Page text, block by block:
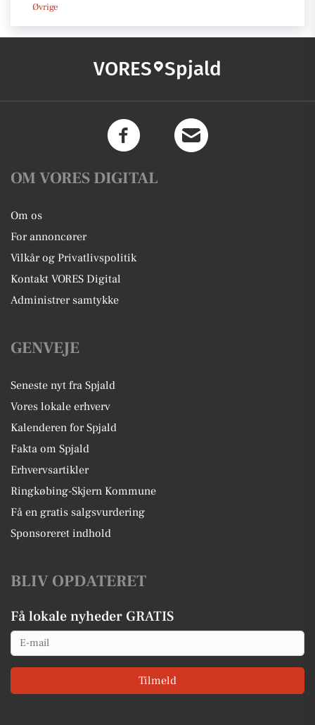
Øvrige
VORES Spjald
OM VORES DIGITAL
Om os
For annoncører
Vilkår og Privatlivspolitik
Kontakt VORES Digital
Administrer samtykke
GENVEJE
Seneste nyt fra Spjald
Vores lokale erhverv
Kalenderen for Spjald
Fakta om Spjald
Erhvervsartikler
Ringkøbing-Skjern Kommune
Få en gratis salgsvurdering
Sponsoreret indhold
BLIV OPDATERET
Få lokale nyheder GRATIS
Email
Tilmeld